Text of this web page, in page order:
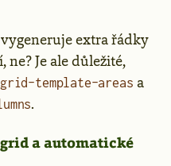
vygeneruje extra řádky
ne? Je ale důležité,
grid-template-areas a
.
a automatické